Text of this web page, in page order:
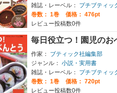
雑誌・レーベル：
プチブティッ
巻数： 1巻
価格： 476pt
レビュー投稿数0件
毎日役立つ！園児のお
作家：
ブティック社編集部
ジャンル： 小説・実用書
雑誌・レーベル：
プチブティッ
巻数： 1巻
価格： 720pt
レビュー投稿数0件